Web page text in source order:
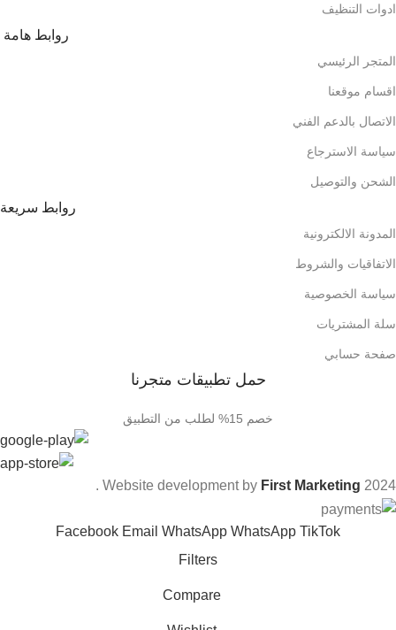
ادوات التنظيف
روابط هامة
المتجر الرئيسي
اقسام موقعنا
الاتصال بالدعم الفني
سياسة الاسترجاع
الشحن والتوصيل
روابط سريعة
المدونة الالكترونية
الاتفاقيات والشروط
سياسة الخصوصية
سلة المشتريات
صفحة حسابي
حمل تطبيقات متجرنا
خصم 15% لطلب من التطبيق
Website development by First Marketing 2024
.
Facebook Email WhatsApp WhatsApp TikTok
Filters
Compare